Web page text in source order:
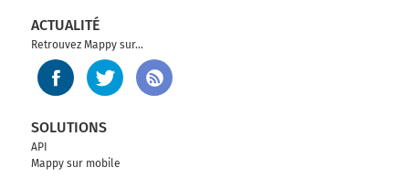
ACTUALITÉ
Retrouvez Mappy sur...
SOLUTIONS
API
Mappy sur mobile